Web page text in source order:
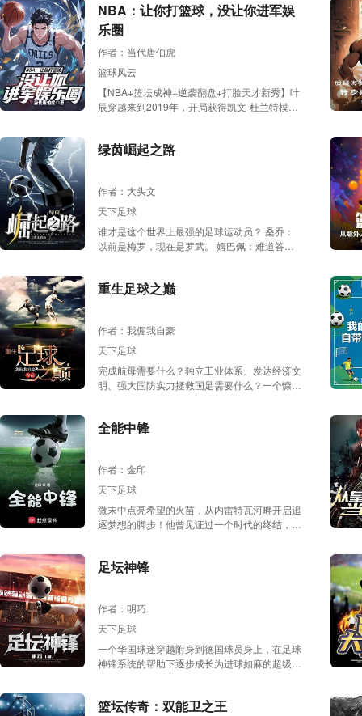
让我是足坛空前绝后的破坏之王呢？注：本书中
的足坛，是一个架空的欧洲足坛！如有雷同，纯
属巧合！
NBA：让你打篮球，没让你进军娱
乐圈
作者：当代唐伯虎
篮球风云
【NBA+篮坛成神+逆袭翻盘+打脸天才新秀】叶
辰穿越来到2019年，开局获得凯文-杜兰特模
各大女明星“苦不堪言”！迈克尔-乔丹：在叶辰面
球王！ 凯文-杜兰特：叶辰和我真的很像，不论
是得分能力还是那该死的气质...但为什么他会那
般强硬的Man！ 泰勒-斯威夫特：球场上的叶辰
强硬的我能理解，但晚上为什么还...
绿茵崛起之路
作者：大头文
天下足球
谁才是这个世界上最强的足球运动员？ 桑乔：
以前是梅罗，现在是罗武。 姆巴佩：难道答案
有的进球记录。 梅西：在罗武面前，我的盘带
拉莫斯：想要阻止他，就必须在他上场前打断他
的腿！ 一切，只源于罗武获得了一个球王系
重生足球之巅
作者：我倔我自豪
天下足球
完成航母需要什么？独立工业体系、发达经济文
明、强大国防实力拯救国足需要什么？一个慷慨
暗中，他点亮了微弱的光。
全能中锋
作者：金印
天下足球
微末中点亮希望的火苗，从内雷特瓦河畔开启追
逐梦想的脚步！他曾见证过一个时代的终结，诸
足坛神锋
作者：明巧
天下足球
一个华国球迷穿越附身到德国球员身上，在足球
神锋系统的帮助下逐步成长为进球如麻的超级前
篮坛传奇：双能卫之王